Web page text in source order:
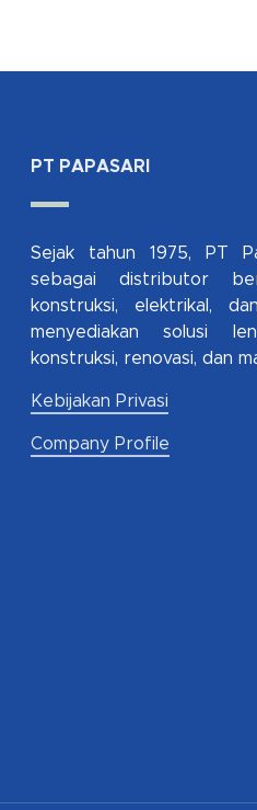
PT PAPASARI
Sejak tahun 1975, PT
sebagai distributor
konstruksi, elektrikal,
menyediakan solusi
konstruksi, renovasi, dan
Kebijakan Privasi
Company Profile